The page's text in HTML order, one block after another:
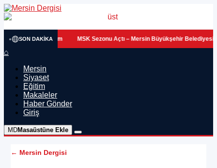
SON DAKIKA
Kalan Çocukluğum MSK Sezonu Açtı – Mersin Büyükşehir Belediyesi
⌂
Mersin
Siyaset
Eğitim
Makaleler
Haber Gönder
Giriş
MDMasaüstüne Ekle
← Mersin Dergisi